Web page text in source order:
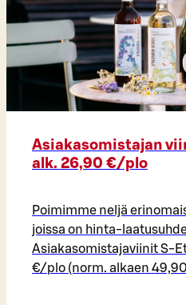
Asiakasomistajan
alk. 26,90 €/plo​
Poimimme neljä
joissa on hinta-
Asiakasomistajaviinit S-
€/plo (norm. alkaen